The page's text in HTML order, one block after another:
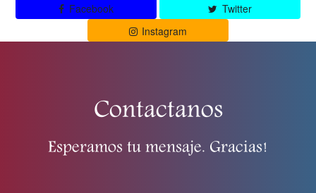
Facebook
Twitter
Instagram
Contactanos
Esperamos tu mensaje. Gracias!